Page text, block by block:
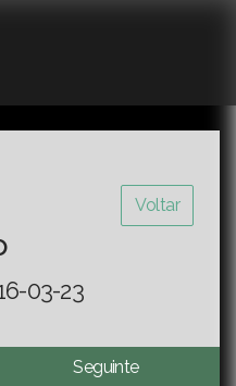
Voltar
03-23
Seguinte